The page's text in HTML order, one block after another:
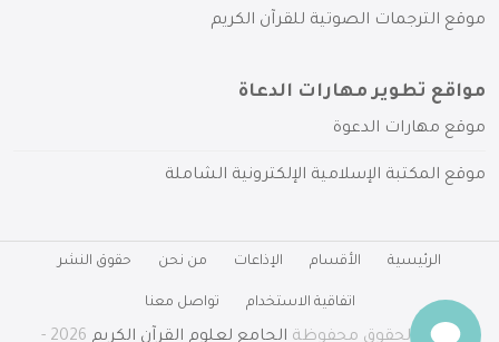
موقع الترجمات الصوتية للقرآن الكريم
مواقع تطوير مهارات الدعاة
موقع مهارات الدعوة
موقع المكتبة الإسلامية الإلكترونية الشاملة
الرئيسية الأقسام الإذاعات من نحن حقوق النشر
اتفاقية الاستخدام تواصل معنا
جميع الحقوق محفوظة الجامع لعلوم القرآن الكريم 2026 -